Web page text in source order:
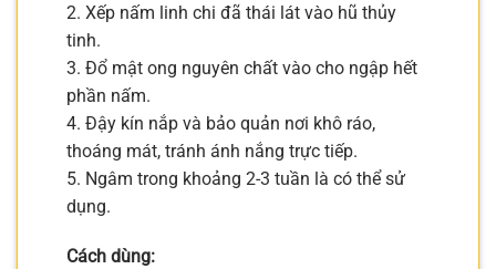
2. Xếp nấm linh chi đã thái lát vào hũ thủy
tinh.
3. Đổ mật ong nguyên chất vào cho ngập hết
phần nấm.
4. Đậy kín nắp và bảo quản nơi khô ráo,
thoáng mát, tránh ánh nắng trực tiếp.
5. Ngâm trong khoảng 2-3 tuần là có thể sử
dụng.
Cách dùng: